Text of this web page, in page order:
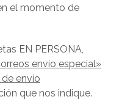
el momento de
EN PERSONA,
envío especial»
envío
que nos indique.